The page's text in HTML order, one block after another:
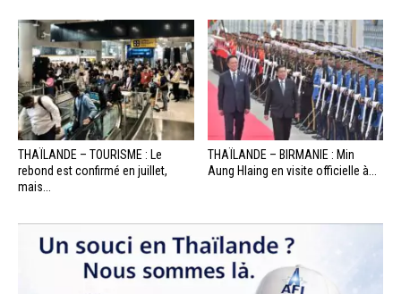
THAÏLANDE – TOURISME : Le
rebond est confirmé en juillet,
mais...
THAÏLANDE – BIRMANIE : Min
Aung Hlaing en visite officielle à...